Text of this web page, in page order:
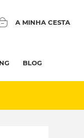
A MINHA CESTA
BLOG